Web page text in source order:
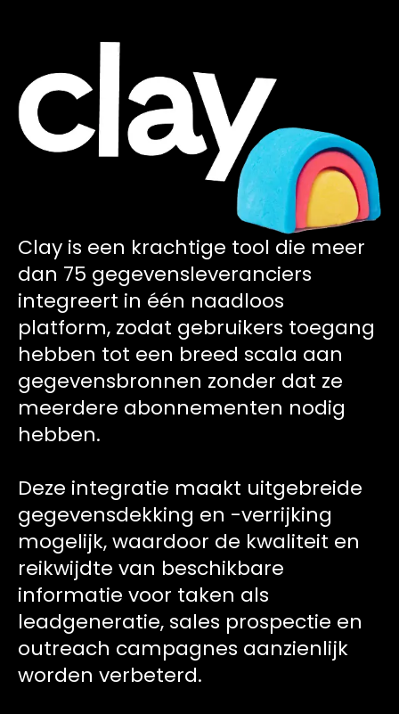
Clay is een krachtige tool die meer
dan 75 gegevensleveranciers
integreert in één naadloos
platform, zodat gebruikers toegang
hebben tot een breed scala aan
gegevensbronnen zonder dat ze
meerdere abonnementen nodig
hebben.
Deze integratie maakt uitgebreide
gegevensdekking en -verrijking
mogelijk, waardoor de kwaliteit en
reikwijdte van beschikbare
informatie voor taken als
leadgeneratie, sales prospectie en
outreach campagnes aanzienlijk
worden verbeterd.